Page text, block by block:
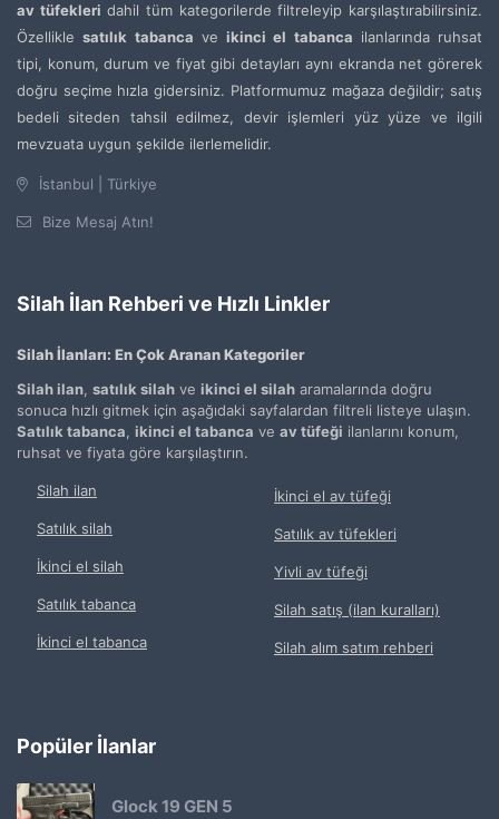
av tüfekleri dahil tüm kategorilerde filtreleyip karşılaştırabilirsiniz.
Özelliklesatılık tabanca ve ikinci el tabanca ilanlarında ruhsat
tipi, konum, durum ve fiyat gibi detayları aynı ekranda net görerek
doğru seçime hızla gidersiniz. Platformumuz mağaza değildir; satış
bedeli siteden tahsil edilmez, devir işlemleri yüz yüze ve ilgili
mevzuata uygun şekilde ilerlemelidir.
İstanbul | Türkiye
Bize Mesaj Atın!
Silah İlan Rehberi ve Hızlı Linkler
Silah İlanları: En Çok Aranan Kategoriler
Silah ilan, satılık silah ve ikinci el silah aramalarında doğru
sonuca hızlı gitmek için aşağıdaki sayfalardan filtreli listeye ulaşın.
Satılık tabanca, ikinci el tabanca ve av tüfeği ilanlarını konum,
ruhsat ve fiyata göre karşılaştırın.
Silah ilan
Satılık silah
İkinci el silah
Satılık tabanca
İkinci el tabanca
İkinci el av tüfeği
Satılık av tüfekleri
Yivli av tüfeği
Silah satış (ilan kuralları)
Silah alım satım rehberi
Popüler İlanlar
Glock 19 GEN 5